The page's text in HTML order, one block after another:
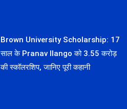
Brown University Scholarship: 17
साल के Pranav Ilango को 3.55 करोड़
की स्कॉलरशिप, जानिए पूरी कहानी